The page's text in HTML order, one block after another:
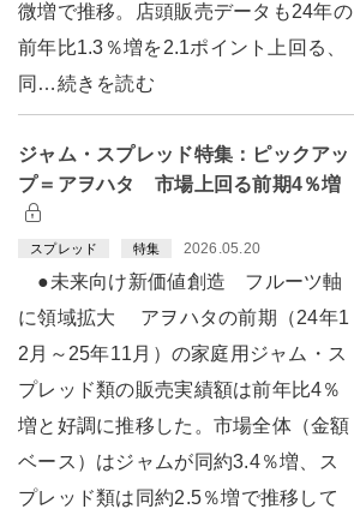
微増で推移。店頭販売データも24年の
前年比1.3％増を2.1ポイント上回る、
同…続きを読む
ジャム・スプレッド特集：ピックアッ
プ＝アヲハタ 市場上回る前期4％増
スプレッド 特集 2026.05.20
●未来向け新価値創造 フルーツ軸
に領域拡大 アヲハタの前期（24年1
2月～25年11月）の家庭用ジャム・ス
プレッド類の販売実績額は前年比4％
増と好調に推移した。市場全体（金額
ベース）はジャムが同約3.4％増、ス
プレッド類は同約2.5％増で推移して